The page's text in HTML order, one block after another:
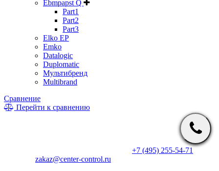
Ebmpapst Q
Part1
Part2
Part3
Elko EP
Emko
Datalogic
Duplomatic
Мультибренд
Multibrand
Сравнение
Перейти к сравнению
* Информация на сайте не является публичной офертой. Цены
производителем в одностороннем порядке. Актуальную цену
+7 (495) 255-54-71
zakaz@center-control.ru